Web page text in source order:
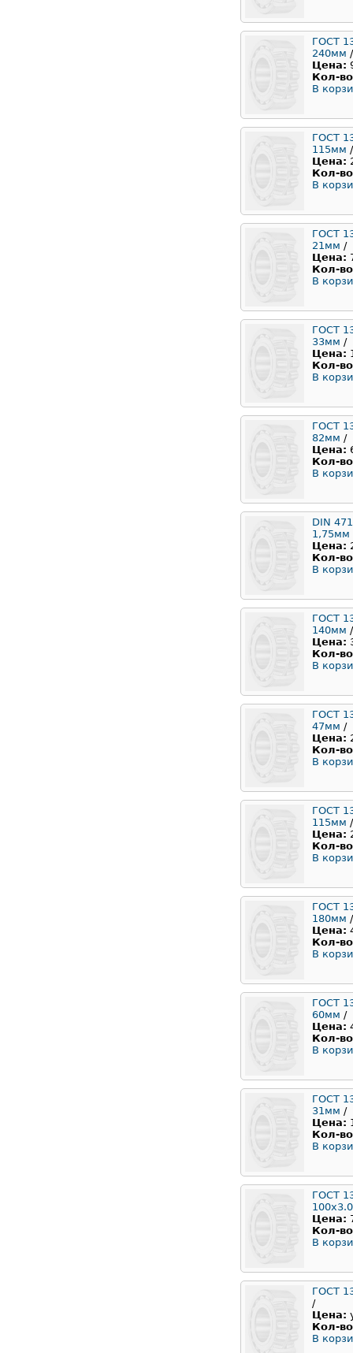
ГОСТ
240мм /
Цена:
Кол-
В
ГОСТ
115мм /
Цена:
Кол-
В
ГОСТ
21мм /
Цена:
Кол-
В
ГОСТ
33мм /
Цена:
Кол-
В
ГОСТ
82мм /
Цена:
Кол-
В
DIN
1,75мм
Цена:
Кол-
В
ГОСТ
140мм /
Цена:
Кол-
В
ГОСТ
47мм /
Цена:
Кол-
В
ГОСТ
115мм /
Цена:
Кол-
В
ГОСТ
180мм /
Цена:
Кол-
В
ГОСТ
60мм /
Цена:
Кол-
В
ГОСТ
31мм /
Цена:
Кол-
В
ГОСТ
Цена:
Кол-
В
ГОСТ
/
Цена:
Кол-
В